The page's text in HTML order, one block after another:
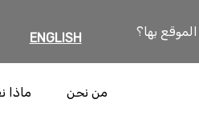
بها؟ ENGLISH
من نحن ماذا